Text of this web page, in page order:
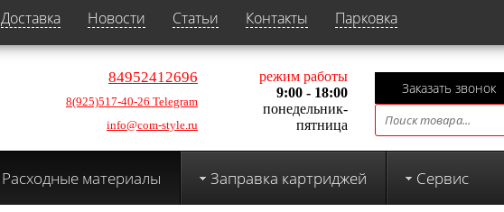
Доставка Новости Статьи Контакты Парковка
84952412696
8(925)517-40-26 Telegram
info@com-style.ru
режим работы
9:00 - 18:00
понедельник-
пятница
Заказать звонок
Расходные материалы Заправка картриджей Сервис